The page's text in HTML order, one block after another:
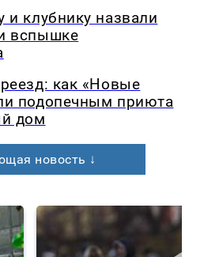
клубнику назвали
вспышке
как «Новые
подопечным приюта
дом
новость ↓